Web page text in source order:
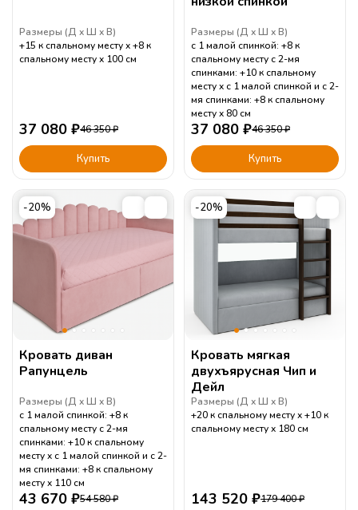
Размеры (Д Ш В)
+15 к спальному месту
+8 к
спальному месту
100 см
37 080 ₽46 350₽
Купить
Размеры (Д Ш В)
с 1 малой спинкой: +8 к
спальному месту с 2-мя
спинками: +10 к спальному
месту
с 1 малой спинкой и с 2-
мя спинками: +8 к спальному
месту
80 см
37 080 ₽46 350₽
Купить
-20%
Кровать диван
Рапунцель
Размеры (Д Ш В)
с 1 малой спинкой: +8 к
спальному месту с 2-мя
спинками: +10 к спальному
месту
с 1 малой спинкой и с 2-
мя спинками: +8 к спальному
месту
110 см
43 670 ₽54 580₽
-20%
Кровать мягкая
двухъярусная Чип и
Дейл
Размеры (Д Ш В)
+20 к спальному месту
+10 к
спальному месту
180 см
143 520 ₽179 400₽